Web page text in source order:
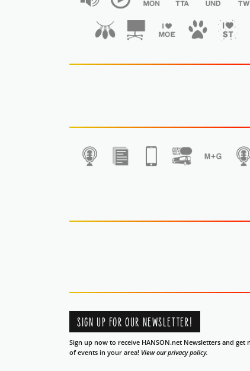
SIGN UP FOR OUR NEWSLETTER!
Sign up now to receive HANSON.net Newsletters and get
of events in your area! View our privacy policy.